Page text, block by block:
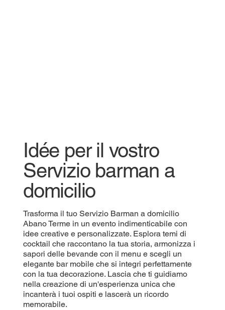
Idée per il vostro
Servizio barman a
domicilio
Trasforma il tuo Servizio Barman a domicilio
Abano Terme in un evento indimenticabile con
idee creative e personalizzate. Esplora temi di
cocktail che raccontano la tua storia, armonizza i
sapori delle bevande con il menu e scegli un
elegante bar mobile che si integri perfettamente
con la tua decorazione. Lascia che ti guidiamo
nella creazione di un'esperienza unica che
incanterà i tuoi ospiti e lascerà un ricordo
memorabile.